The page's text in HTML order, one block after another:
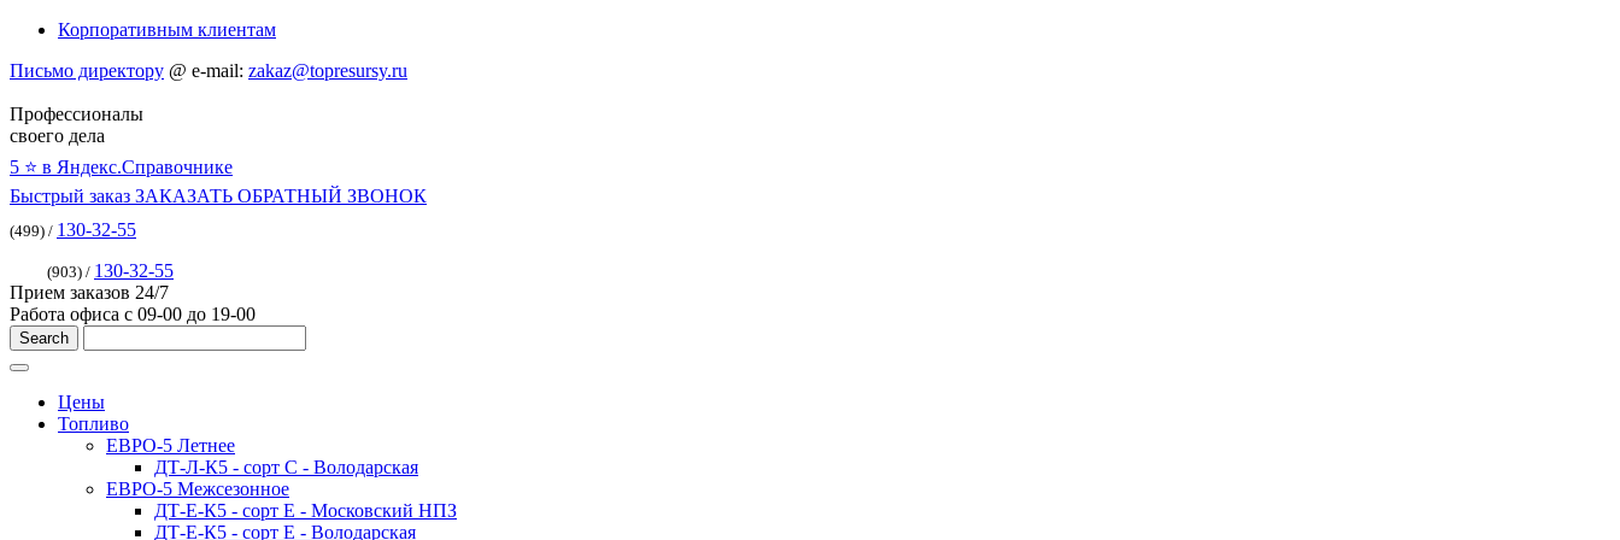
Корпоративным клиентам
Письмо директору @ e-mail: zakaz@topresursy.ru
Профессионалы
своего дела
5 ⭐️ в Яндекс.Справочнике
Быстрый заказ ЗАКАЗАТЬ ОБРАТНЫЙ ЗВОНОК
(499) / 130-32-55
(903) / 130-32-55
Прием заказов 24/7
Работа офиса с 09-00 до 19-00
Цены
Топливо
ЕВРО-5 Летнее
ДТ-Л-К5 - сорт С - Володарская
ЕВРО-5 Межсезонное
ДТ-Е-К5 - сорт E - Московский НПЗ
ДТ-Е-К5 - сорт E - Володарская